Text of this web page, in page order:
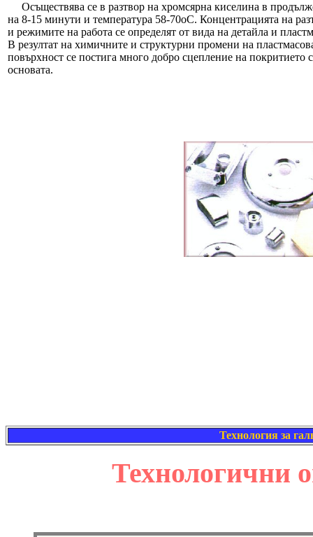
Осъществява се в разтвор на хромсярна киселина в
на 8-15 минути и температура 58-70оС. Концентрацията на
и режимите на работа се определят от вида на детайла и
В резултат на химичните и структурни промени на
повърхност се постига много добро сцепление на покритието с
основата.
Технология за
Технологични